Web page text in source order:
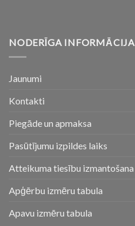
NODERĪGA INFORMĀCIJA
Jaunumi
Kontakti
Piegāde un apmaksa
Pasūtījumu izpildes laiks
Atteikuma tiesību izmantošana
Apģērbu izmēru tabula
Apavu izmēru tabula